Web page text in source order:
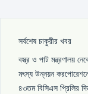
সর্বশেষ চাকুরীর খবর
বস্ত্র ও পাট মন্ত্রণালয়
মৎস্য উন্নয়ন
৪৩তম বিসিএস প্রিলির